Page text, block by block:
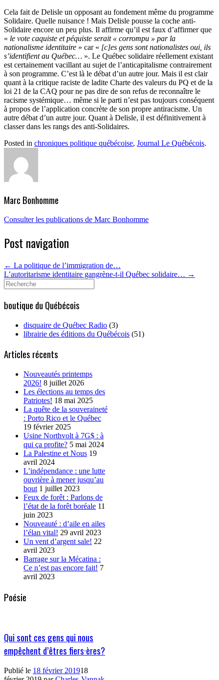
Cela fait de Delisle un opposant au fondement même du programme
Solidaire. Quelle nuisance ! Mais Delisle pousse la coche anti-
Solidaire encore un peu plus. Il affirme qu’il est faux d’affirmer que
« le vote caquiste et péquiste serait « corrompu » par la
nationalisme identitaire » car « [c]es gens sont nationalistes oui, ils
s’identifient au Québec… ». Le Québec solidaire réellement existant
est certainement vacillant au sujet de l’anticapitalisme contrairement
à son programme. C’est là le débat d’un autre jour. Mais il est clair
quant à la critique raciste de ladite Charte des valeurs du PQ et de la
loi 21 de la CAQ pour ne pas dire de son refus de reconnaître le
racisme systémique… même si le parti n’est pas toujours conséquent
à propos de l’application concrète de son propre antiracisme. Un
autre débat d’un autre jour. Quant à Delisle, il est définitivement à
classer dans les rangs des anti-Solidaires.
Posted in chroniques politique québécoise, Journal Le Québécois.
Marc Bonhomme
Consulter les publications de Marc Bonhomme
Post navigation
← La politique de l’immigration de…
L’autoritarisme identitaire gangrène-t-il Québec solidaire… →
Search
for:
boutique du Québécois
disquaire de Québec Radio (3)
librairie des éditions du Québécois (51)
Articles récents
Nouveautés printemps
2026! 8 juillet 2026
Les élections au temps des
Patriotes! 18 mai 2025
La quête de la souveraineté
: Porto Rico et le Québec
19 février 2025
Usine Northvolt à 7G$ : à
qui ça profite? 5 mai 2024
La Palestine et Nous 19
avril 2024
L’indépendance : une lutte
ouvrière à mener jusqu’au
bout 1 juillet 2023
Feux de forêt : Parlons de
l’état de la forêt boréale 11
juin 2023
Nouveauté : d’aile en ailes
l’élan vital! 29 avril 2023
Un vent d’argent sale! 22
avril 2023
Barrage sur la Mécatina :
Ce n’est pas encore fait! 7
avril 2023
Poésie
Qui sont ces gens qui nous
empêchent d’êtres fiers·ères?
Publié le 18 février 201918